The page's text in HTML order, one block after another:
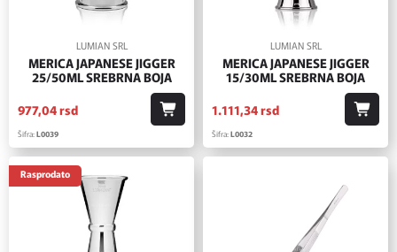
LUMIAN SRL
MERICA JAPANESE JIGGER
25/50ML SREBRNA BOJA
977,04rsd
Šifra:L0039
LUMIAN SRL
MERICA JAPANESE JIGGER
15/30ML SREBRNA BOJA
1.111,34rsd
Šifra:L0032
Rasprodato